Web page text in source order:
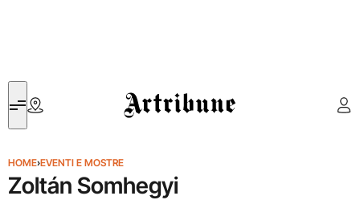
Artribune
HOME›EVENTI E MOSTRE
Zoltán Somhegyi